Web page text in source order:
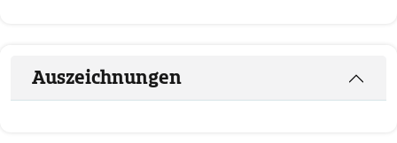
Auszeichnungen